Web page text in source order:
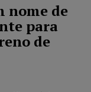
nome de
para
de